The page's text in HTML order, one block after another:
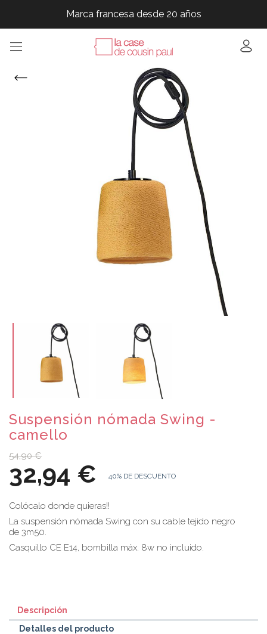
Marca francesa desde 20 años
Marca francesa desde 20 años
Marca francesa desde 20 años
Suspensión nómada Swing -
camello
54,90 €
32,94 € 40% DE DESCUENTO
Colócalo donde quieras!!
La suspensión nómada Swing con su cable tejido negro
de 3m50.
Casquillo CE E14, bombilla máx. 8w no incluido.
Descripción
Detalles del producto